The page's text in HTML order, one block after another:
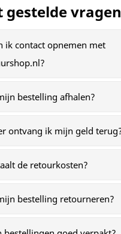
gestelde vragen
ik contact opnemen met
bestelling afhalen?
ontvang ik mijn geld
de retourkosten?
bestelling retourneren?